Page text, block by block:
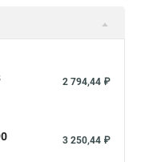
2 794,44 ₽
3 250,44 ₽